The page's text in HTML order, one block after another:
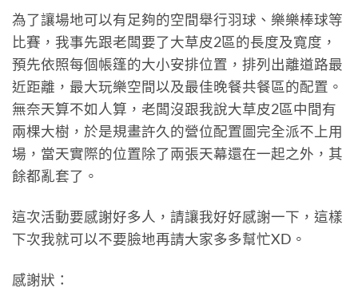
為了讓場地可以有足夠的空間舉行羽球、樂樂棒球等
比賽，我事先跟老闆要了大草皮2區的長度及寬度，
預先依照每個帳篷的大小安排位置，排列出離道路最
近距離，最大玩樂空間以及最佳晚餐共餐區的配置。
無奈天算不如人算，老闆沒跟我說大草皮2區中間有
兩棵大樹，於是規畫許久的營位配置圖完全派不上用
場，當天實際的位置除了兩張天幕還在一起之外，其
餘都亂套了。
這次活動要感謝好多人，請讓我好好感謝一下，這樣
下次我就可以不要臉地再請大家多多幫忙XD。
感謝狀：